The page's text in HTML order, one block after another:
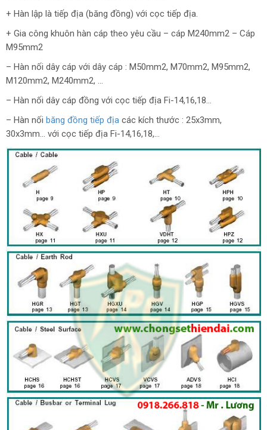
+ Hàn lập là tiếp địa (băng đồng) với cọc tiếp địa.
+ Gia công khuôn hàn cáp theo yêu cầu – cáp M240mm2 – Cáp
M95mm2
– Hàn nối dây cáp với dây cáp : M50mm2, M70mm2, M95mm2,
M120mm2, M240mm2, …
– Hàn nối dây cáp đồng với cọc tiếp địa Fi-14,16,18…
– Hàn nối băng đồng tiếp địa các kích thước : 25x3mm,
30x3mm… với cọc tiếp địa Fi-14,16,18,…